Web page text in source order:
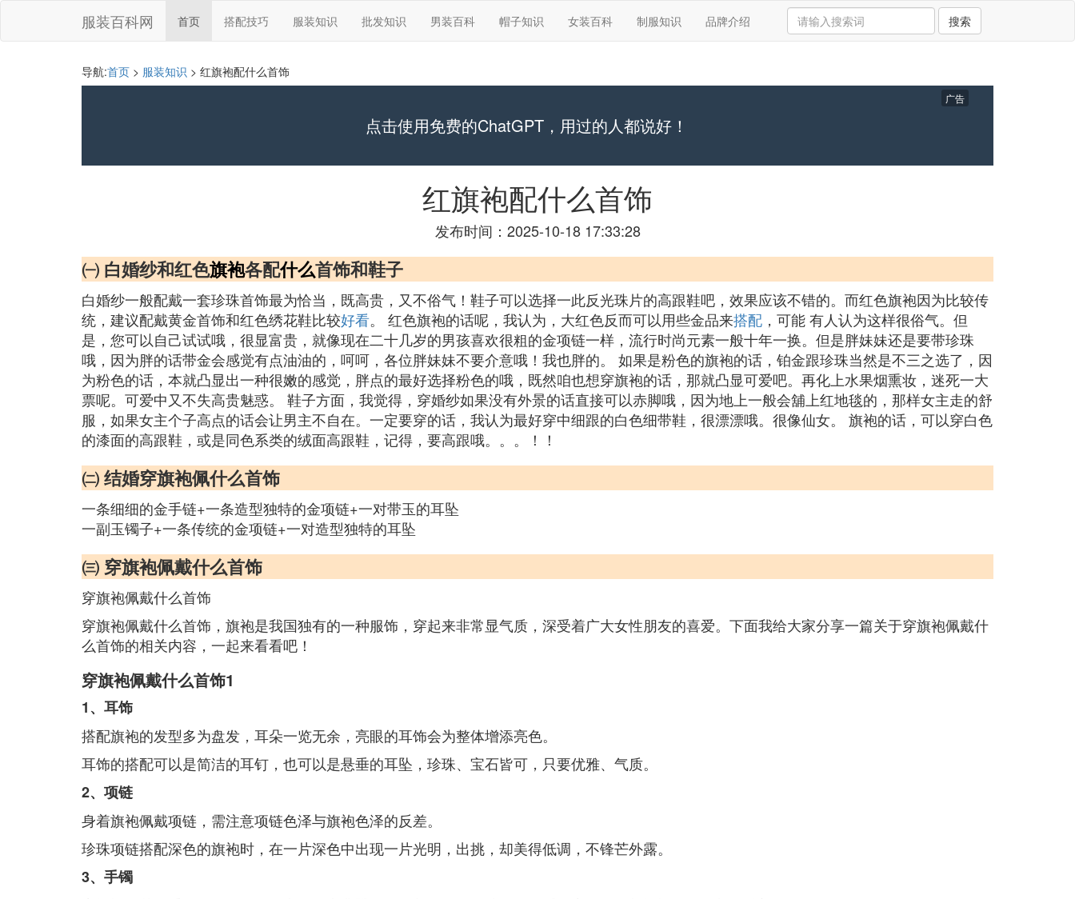
服装百科网 首页 搭配技巧 服装知识 批发知识 男装百科 帽子知识 女装百科 制服知识 品牌介绍 搜索
导航:首页 > 服装知识 > 红旗袍配什么首饰
点击使用免费的ChatGPT，用过的人都说好！
广告
红旗袍配什么首饰
发布时间：2025-10-18 17:33:28
㈠ 白婚纱和红色旗袍各配什么首饰和鞋子
白婚纱一般配戴一套珍珠首饰最为恰当，既高贵，又不俗气！鞋子可以选择一此反光珠片的高跟鞋吧，效果应该不错的。而红色旗袍因为比较传
统，建议配戴黄金首饰和红色绣花鞋比较好看。 红色旗袍的话呢，我认为，大红色反而可以用些金品来搭配 ，可能 有人认为这样很俗气。但
是，您可以自己试试哦，很显富贵，就像现在二十几岁的男孩喜欢很粗的金项链一样，流行时尚元素一般十年一换。但是胖妹妹还是要带珍珠
哦，因为胖的话带金会感觉有点油油的，呵呵，各位胖妹妹不要介意哦！我也胖的。 如果是粉色的旗袍的话，铂金跟珍珠当然是不三之选了，因
为粉色的话，本就凸显出一种很嫩的感觉，胖点的最好选择粉色的哦，既然咱也想穿旗袍的话，那就凸显可爱吧。再化上水果烟熏妆，迷死一大
票呢。可爱中又不失高贵魅惑。 鞋子方面，我觉得，穿婚纱如果没有外景的话直接可以赤脚哦，因为地上一般会舖上红地毯的，那样女主走的舒
服，如果女主个子高点的话会让男主不自在。一定要穿的话，我认为最好穿中细跟的白色细带鞋，很漂漂哦。很像仙女。 旗袍的话，可以穿白色
的漆面的高跟鞋，或是同色系类的绒面高跟鞋，记得，要高跟哦。。。！！
㈡ 结婚穿旗袍佩什么首饰
一条细细的金手链+一条造型独特的金项链+一对带玉的耳坠
一副玉镯子+一条传统的金项链+一对造型独特的耳坠
㈢ 穿旗袍佩戴什么首饰
穿旗袍佩戴什么首饰
穿旗袍佩戴什么首饰，旗袍是我国独有的一种服饰，穿起来非常显气质，深受着广大女性朋友的喜爱。下面我给大家分享一篇关于穿旗袍佩戴什
么首饰的相关内容，一起来看看吧！
穿旗袍佩戴什么首饰1
1、耳饰
搭配旗袍的发型多为盘发，耳朵一览无余，亮眼的耳饰会为整体增添亮色。
耳饰的搭配可以是简洁的耳钉，也可以是悬垂的耳坠，珍珠、宝石皆可，只要优雅、气质。
2、项链
身着旗袍佩戴项链，需注意项链色泽与旗袍色泽的反差。
珍珠项链搭配深色的旗袍时，在一片深色中出现一片光明，出挑，却美得低调，不锋芒外露。
3、手镯